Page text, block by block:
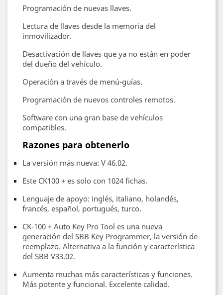
Programación de nuevas llaves.
Lectura de llaves desde la memoria del
inmovilizador.
Desactivación de llaves que ya no están en poder
del dueño del vehículo.
Operación a través de menú-guías.
Programación de nuevos controles remotos.
Software con una gran base de vehículos
compatibles.
Razones para obtenerlo
La versión más nueva: V 46.02.
Este CK100 + es solo con 1024 fichas.
Lenguaje de apoyo: inglés, italiano, holandés,
francés, español, portugués, turco.
CK-100 + Auto Key Pro Tool es una nueva
generación del SBB Key Programmer, la versión de
reemplazo. Alternativa a la función y característica
del SBB V33.02.
Aumenta muchas más características y funciones.
Más potente y funcional. Excelente calidad.